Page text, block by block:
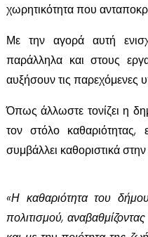
χωρητικότητα που
Με την αγορά αυτή
παράλληλα και στους
αυξήσουν τις παρεχόμενες
Όπως άλλωστε τονίζει η
τον στόλο
συμβάλλει καθοριστικά
«Η καθαριότητα του
πολιτισμού,